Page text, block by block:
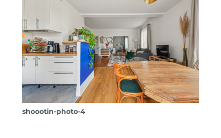
shoootin-photo-4